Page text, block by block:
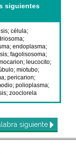
siguientes
;célula;
;
;endoplasma;
;fagolisosoma;
; leucocito;
;miotubo;
;pericarion;
;polioplasma;
;zooclorela
siguiente